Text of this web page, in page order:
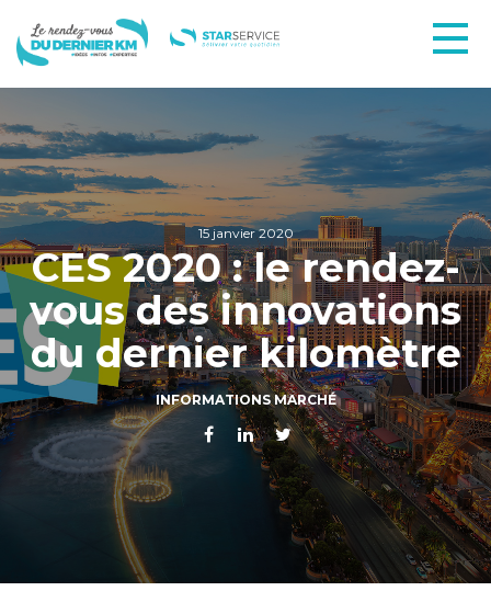
15 janvier 2020
CES 2020 : le rendez-
vous des innovations
du dernier kilomètre
INFORMATIONS MARCHÉ